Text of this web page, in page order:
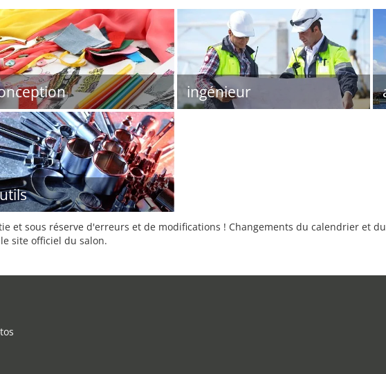
ingénieur
et sous réserve d'erreurs et de modifications ! Changements du calendrier et
site officiel du salon.